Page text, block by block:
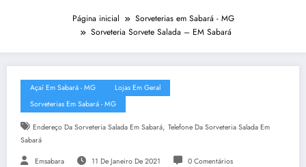
Página inicial
Sorveterias em Sabará - MG
Sorveteria Sorvete Salada – EM Sabará
Açaí Em Sabará - MG
Lojas Em Geral
Sorveterias Em Sabará - MG
Endereço Da Sorveteria Salada Em Sabará, Telefone Da Sorveteria Salada Em
Sabará
Emsabara 11 De Janeiro De 2021 0 Comentários